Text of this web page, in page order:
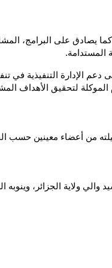
المستدامة.
الموكلة لتحقيق الأهداف
من أعضاء معينين حسب
ولاية الجزائر، وينوبه